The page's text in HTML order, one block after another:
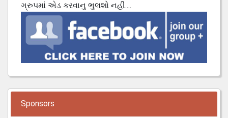
ગ્રુપમાં એડ કરવાનુ ભુલશો નહી....
Sponsors